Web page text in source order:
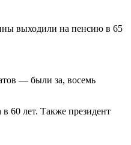
выходили на пенсию в 65
— были за, восемь
60 лет. Также президент